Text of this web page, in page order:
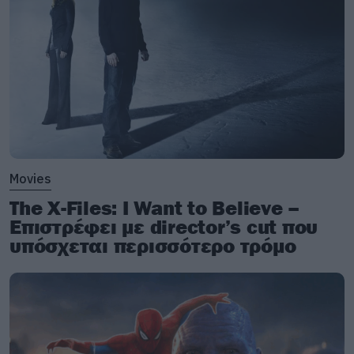
αποβεί πιο ακραία από τους υπερηχητικούς
ρυθμούς και τα καταιγιστικά blastbeats.
Movies
The X-Files: I Want to Believe –
Επιστρέφει με director’s cut που
υπόσχεται περισσότερο τρόμο